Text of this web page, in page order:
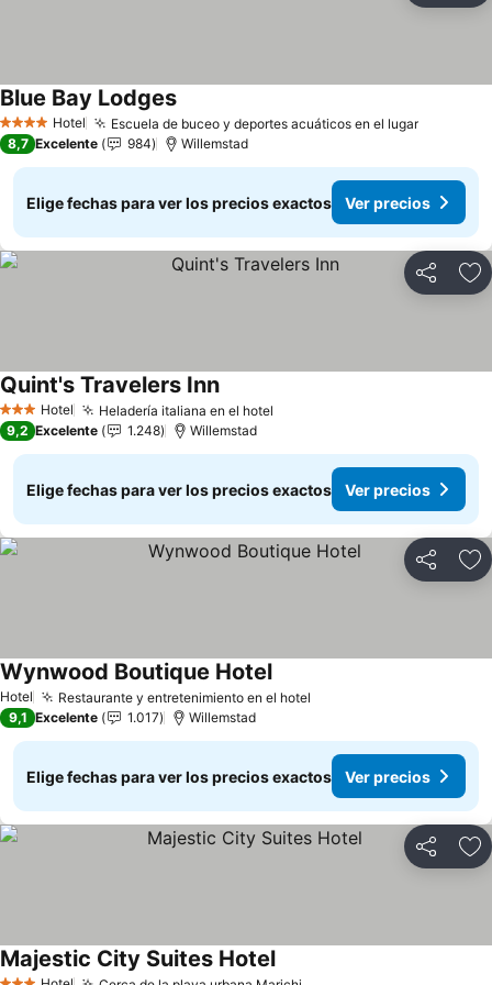
4 EstrellasHotel Escuela de buceo y deportes acuáticos en el lugarVer
Blue Bay LodgesVer precios
8,7 Excelente 984 Willemstad
Elige fechas para ver los precios exactos Ver precios
Compartir
3 Estrellas
Hotel Heladería italiana en el hotel
Quint's Travelers InnVer precios
9,2 Excelente 1.248 Willemstad
Elige fechas para ver los precios exactos Ver precios
Compartir
Hotel Restaurante y entretenimiento en el hotel
Wynwood Boutique HotelVer precios
9,1 Excelente 1.017 Willemstad
Elige fechas para ver los precios exactos Ver precios
Compartir
Majestic City Suites HotelVer precios